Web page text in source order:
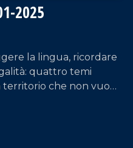
2025
la lingua, ricordare
quattro temi
che non vuole